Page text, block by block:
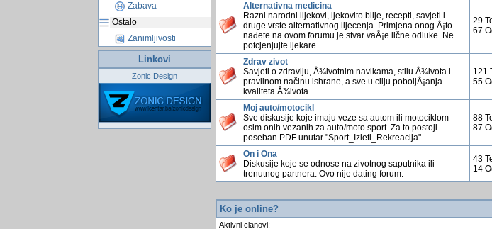
Zabava
Ostalo
Zanimljivosti
Linkovi
Zonic Design
Alternativna medicina
Razni narodni lijekovi, ljekovito bilje, recepti, savjeti i
druge vrste alternativnog lijecenja. Primjena onog Å¡to
nađete na ovom forumu je stvar vaÅ¡e lične odluke. Ne
potcjenjujte ljekare.
29
67
Zdrav zivot
Savjeti o zdravlju, Å¾ivotnim navikama, stilu Å¾ivota i
pravilnom načinu ishrane, a sve u cilju poboljÅ¡anja
kvaliteta Å¾ivota
121
55
Moj auto/motocikl
Sve diskusije koje imaju veze sa autom ili motociklom
osim onih vezanih za auto/moto sport. Za to postoji
poseban PDF unutar "Sport_Izleti_Rekreacija"
88
87
On i Ona
Diskusije koje se odnose na zivotnog saputnika ili
trenutnog partnera. Ovo nije dating forum.
43
14
Ko je online?
Aktivni clanovi: